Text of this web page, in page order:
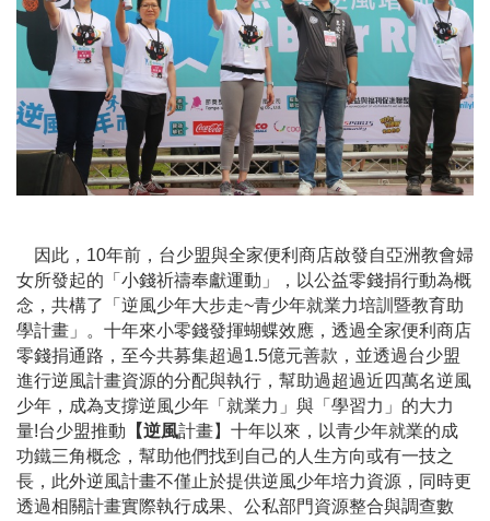
因此，10年前，台少盟與全家便利商店啟發自亞洲教會婦
女所發起的「小錢祈禱奉獻運動」，以公益零錢捐行動為概
念，共構了「逆風少年大步走~青少年就業力培訓暨教育助
學計畫」。十年來小零錢發揮蝴蝶效應，透過全家便利商店
零錢捐通路，至今共募集超過1.5億元善款，並透過台少盟
進行逆風計畫資源的分配與執行，幫助過超過近四萬名逆風
少年，成為支撐逆風少年「就業力」與「學習力」的大力
量!台少盟推動 【逆風計畫】十年以來，以青少年就業的成
功鐵三角概念，幫助他們找到自己的人生方向或有一技之
長，此外逆風計畫不僅止於提供逆風少年培力資源，同時更
透過相關計畫實際執行成果、公私部門資源整合與調查數